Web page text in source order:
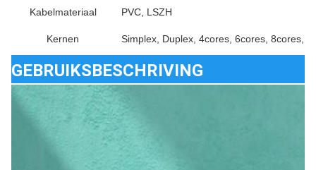
Kabelmateriaal PVC, LSZH
Kernen Simplex, Duplex, 4cores, 6cores, 8cores,
GEBRUIKSBESCHRIVING